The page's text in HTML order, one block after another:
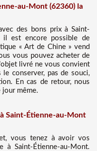
au-Mont (62360) la
des bons prix à Saint-
il est encore possible de
« Art de Chine » vend
vous pouvez acheter de
livré ne vous convient
conserver, pas de souci,
En cas de retour, nous
même.
Saint-Étienne-au-Mont
vous tenez à avoir vos
à Saint-Étienne-au-Mont.